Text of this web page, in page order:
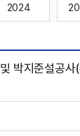
2024
박지준설공